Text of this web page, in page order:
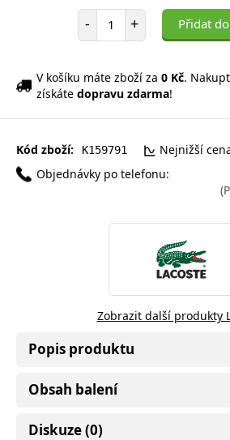
- Počet položek
+ Přidat
V košíku máte zboží za 0 Kč.
získáte dopravu zdarma!
Kód zboží: K159791
Nejnižší
Objednávky po telefonu:
Zobrazit další produkty
Popis produktu
Obsah balení
Diskuze (0)